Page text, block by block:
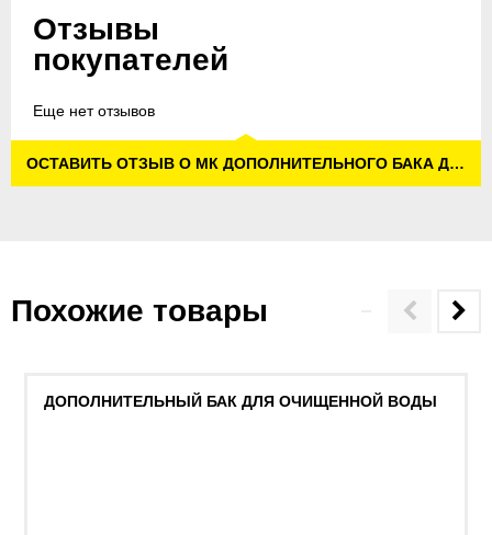
Отзывы
покупателей
Еще нет отзывов
ОСТАВИТЬ ОТЗЫВ О МК ДОПОЛНИТЕЛЬНОГО БАКА ДЛЯ ОЧИЩЕННОЙ ВОДЫ
Похожие товары
ДОПОЛНИТЕЛЬНЫЙ БАК ДЛЯ ОЧИЩЕННОЙ ВОДЫ